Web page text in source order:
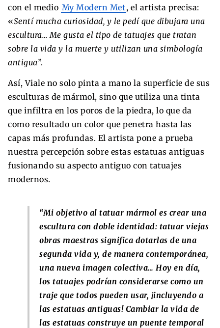
con el medio My Modern Met, el artista precisa:
«Sentí mucha curiosidad, y le pedí que dibujara una
escultura… Me gusta el tipo de tatuajes que tratan
sobre la vida y la muerte y utilizan una simbología
antigua”.
Así, Viale no solo pinta a mano la superficie de sus
esculturas de mármol, sino que utiliza una tinta
que infiltra en los poros de la piedra, lo que da
como resultado un color que penetra hasta las
capas más profundas. El artista pone a prueba
nuestra percepción sobre estas estatuas antiguas
fusionando su aspecto antiguo con tatuajes
modernos.
“Mi objetivo al tatuar mármol es crear una
escultura con doble identidad: tatuar viejas
obras maestras significa dotarlas de una
segunda vida y, de manera contemporánea,
una nueva imagen colectiva… Hoy en día,
los tatuajes podrían considerarse como un
traje que todos pueden usar, ¡incluyendo a
las estatuas antiguas! Cambiar la vida de
las estatuas construye un puente temporal